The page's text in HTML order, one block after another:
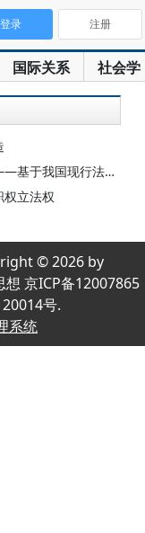
国际关系 社会学
登录 注册
我国现行法律的分析
权立法权
© 2026 by
京ICP备12007865
号.
系统